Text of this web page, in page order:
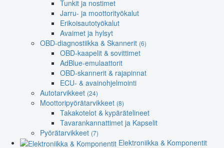
Tunkit ja nostimet
Jarru- ja moottorityökalut
Erikoisautotyökalut
Avaimet ja hylsyt
OBD-diagnostiikka & Skannerit (6)
OBD-kaapelit & sovittimet
AdBlue-emulaattorit
OBD-skannerit & rajapinnat
ECU- & avainohjelmointi
Autotarvikkeet (24)
Moottoripyörätarvikkeet (8)
Takakotelot & kypärätelineet
Tavarankannattimet ja Kapselit
Pyörätarvikkeet (7)
Elektroniikka & Komponentit